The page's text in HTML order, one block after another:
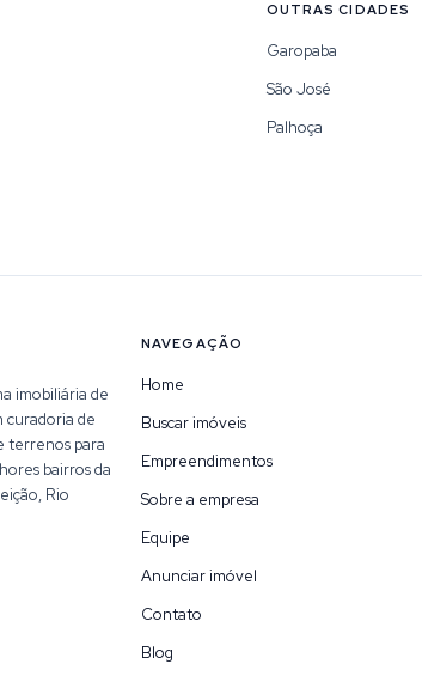
OUTRAS CIDADES
Garopaba
São José
Palhoça
imobiliária de
curadoria de
terrenos para
bairros da
Rio
NAVEGAÇÃO
Home
Buscar imóveis
Empreendimentos
Sobre a empresa
Equipe
Anunciar imóvel
Contato
Blog